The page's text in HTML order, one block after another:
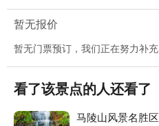
暂无报价
暂无门票预订，我们正在努力补充
看了该景点的人还看了
马陵山风景名胜区